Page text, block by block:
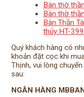
Bàn thờ
Bàn thờ
Bàn Thần
thủy HT-399
Quý khách hàng có
khoản đặt cọc khi
Thịnh, vui lòng
sau:
NGÂN HÀNG